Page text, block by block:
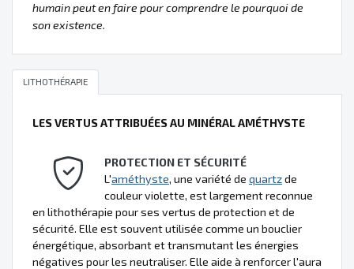
humain peut en faire pour comprendre le pourquoi de
son existence.
LITHOTHÉRAPIE
LES VERTUS ATTRIBUÉES AU MINÉRAL AMÉTHYSTE
PROTECTION ET SÉCURITÉ
L'améthyste, une variété de quartzde
couleur violette, est largement reconnue
en lithothérapie pour ses vertus de protection et de
sécurité. Elle est souvent utilisée comme un bouclier
énergétique, absorbant et transmutant les énergies
négatives pour les neutraliser. Elle aide à renforcer l'aura